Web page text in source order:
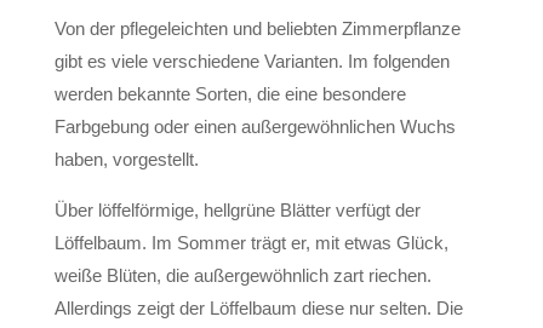
Von der pflegeleichten und beliebten Zimmerpflanze
gibt es viele verschiedene Varianten. Im folgenden
werden bekannte Sorten, die eine besondere
Farbgebung oder einen außergewöhnlichen Wuchs
haben, vorgestellt.
Über löffelförmige, hellgrüne Blätter verfügt der
Löffelbaum. Im Sommer trägt er, mit etwas Glück,
weiße Blüten, die außergewöhnlich zart riechen.
Allerdings zeigt der Löffelbaum diese nur selten. Die